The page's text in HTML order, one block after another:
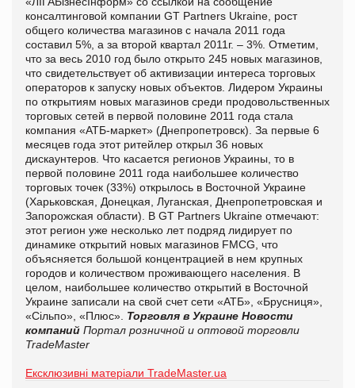
консалтинговой компании GT Partners Ukraine, рост
общего количества магазинов с начала 2011 года
составил 5%, а за второй квартал 2011г. – 3%. Отметим,
что за весь 2010 год было открыто 245 новых магазинов,
что свидетельствует об активизации интереса торговых
операторов к запуску новых объектов. Лидером Украины
по открытиям новых магазинов среди продовольственных
торговых сетей в первой половине 2011 года стала
компания «АТБ-маркет» (Днепропетровск). За первые 6
месяцев года этот ритейлер открыл 36 новых
дискаунтеров. Что касается регионов Украины, то в
первой половине 2011 года наибольшее количество
торговых точек (33%) открылось в Восточной Украине
(Харьковская, Донецкая, Луганская, Днепропетровская и
Запорожская области). В GT Partners Ukraine отмечают:
этот регион уже несколько лет подряд лидирует по
динамике открытий новых магазинов FMCG, что
объясняется большой концентрацией в нем крупных
городов и количеством проживающего населения. В
целом, наибольшее количество открытий в Восточной
Украине записали на свой счет сети «АТБ», «Брусниця»,
«Сільпо», «Плюс». Торговля в Украине Новости
компаний Портал розничной и оптовой торговли
TradeMaster
Ексклюзивні матеріали TradeMaster.ua